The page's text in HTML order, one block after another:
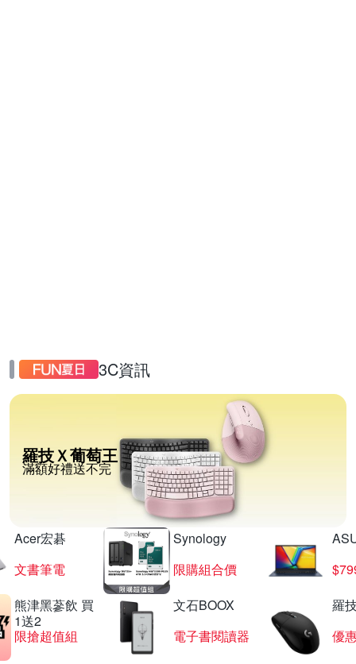
3C資訊
羅技Ｘ葡萄王
滿額好禮送不完
Acer宏碁
文書筆電
Synology
限購組合價
熊津黑蔘飲 買
1送2
限搶超值組
文石BOOX
電子書閱讀器
羅
優